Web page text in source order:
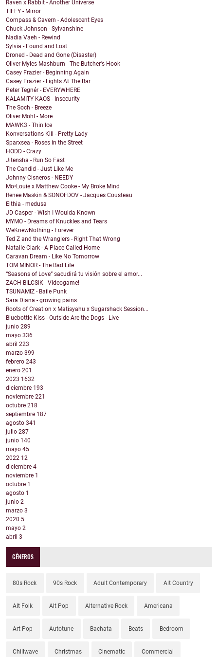
Raven x Rabbit - Another Universe
TIFFY - Mirror
Compass & Cavern - Adolescent Eyes
Chuck Johnson - Sylvanshine
Nadia Vaeh - Rewind
Sylvia - Found and Lost
Droned - Dead and Gone (Disaster)
Oliver Myles Mashburn - The Butcher's Hook
Casey Frazier - Beginning Again
Casey Frazier - Lights At The Bar
Peter Tegnér - EVERYWHERE
KALAMITY KAOS - Insecurity
The Soch - Breeze
Oliver Mohl - More
MAWK3 - Thin Ice
Konversations Kill - Pretty Lady
Sparxsea - Roses in the Street
HODD - Crazy
Jitensha - Run So Fast
The Candid - Just Like Me
Johnny Cisneros - NEEDY
Mo•Louie x Matthew Cooke - My Broke Mind
Renee Maskin & SONOFDOV - Jacques Cousteau
Elthia - medusa
JD Casper - Wish I Woulda Known
MYMO - Dreams of Knuckles and Tears
WeKnewNothing - Forever
Ted Z and the Wranglers - Right That Wrong
Natalie Clark - A Place Called Home
Caravan Dream - Like No Tomorrow
TOM MINOR - The Bad Life
“Seasons of Love” sacudirá tu visión sobre el amor...
ZACH BILCSIK - Videogame!
TSUNAMIZ - Baile Punk
Sara Diana - growing pains
Roots of Creation x Matisyahu x Sugarshack Session...
Bluebottle Kiss - Outside Are the Dogs - Live
junio 289
mayo 336
abril 223
marzo 399
febrero 243
enero 201
2023 1632
diciembre 193
noviembre 221
octubre 218
septiembre 187
agosto 341
julio 287
junio 140
mayo 45
2022 12
diciembre 4
noviembre 1
octubre 1
agosto 1
junio 2
marzo 3
2020 5
mayo 2
abril 3
GÉNEROS
80s Rock 90s Rock Adult Contemporary Alt Country
Alt Folk Alt Pop Alternative Rock Americana
Art Pop Autotune Bachata Beats Bedroom
Chillwave Christmas Cinematic Commercial